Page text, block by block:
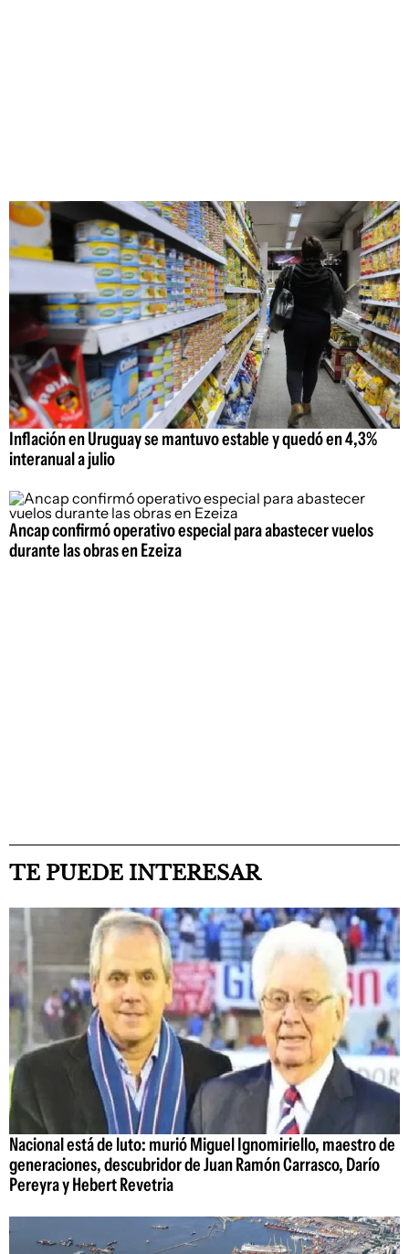
Inflación en Uruguay se mantuvo estable y quedó en 4,3%
interanual a julio
Ancap confirmó operativo especial para abastecer vuelos
durante las obras en Ezeiza
TE PUEDE INTERESAR
Nacional está de luto: murió Miguel Ignomiriello, maestro de
generaciones, descubridor de Juan Ramón Carrasco, Darío
Pereyra y Hebert Revetria